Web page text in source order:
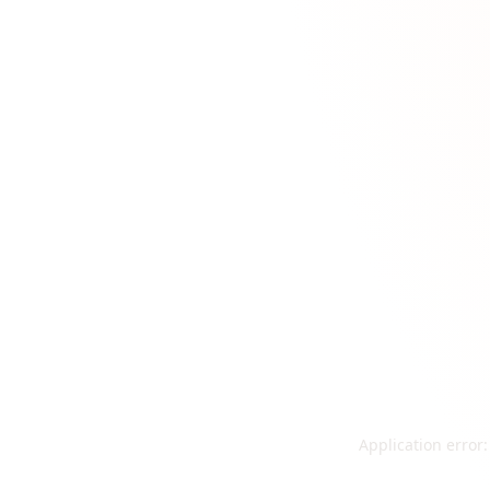
Application